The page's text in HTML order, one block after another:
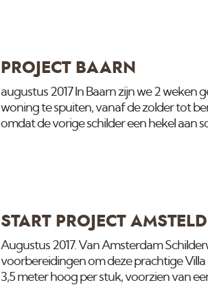
PROJECT BAARN
augustus 2017 In Baarn zijn we 2 weken
woning te spuiten, vanaf de zolder tot
omdat de vorige schilder een hekel aan
START PROJECT
Augustus 2017. Van Amsterdam
voorbereidingen om deze prachtige
3,5 meter hoog per stuk, voorzien van